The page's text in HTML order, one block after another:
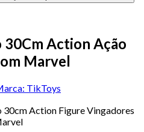
Action Ação
Marvel
TikToys
Action Figure Vingadores